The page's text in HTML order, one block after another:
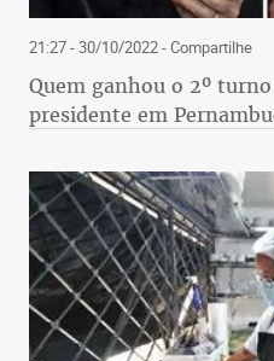
21:27 - 30/10/2022- Compartilhe
Quem ganhou o 2º
presidente em